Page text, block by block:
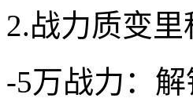
2.战力质变里
-5万战力：